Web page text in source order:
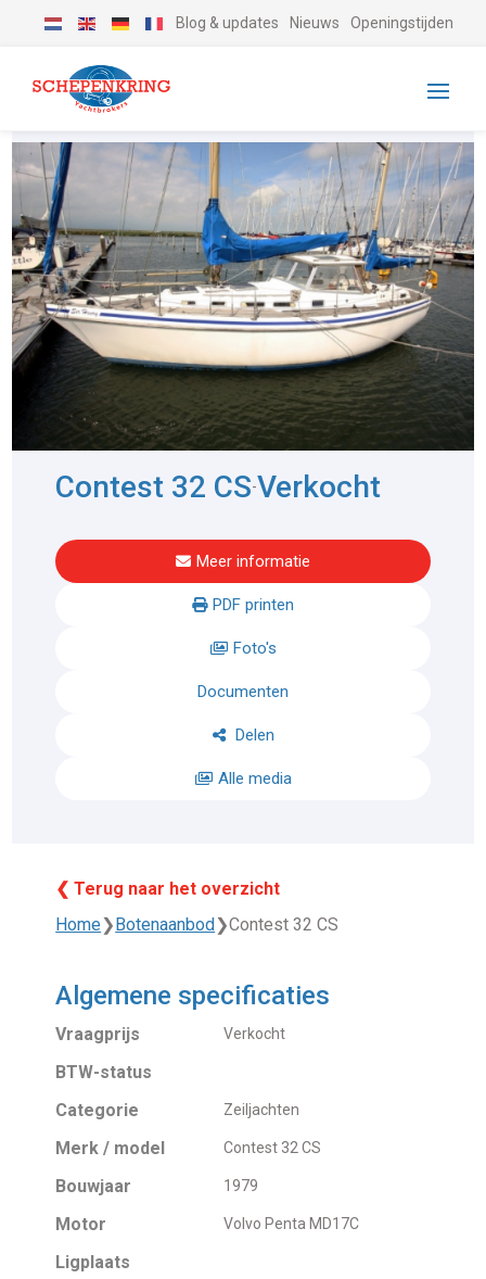
Blog & updates Nieuws Openingstijden
Contest 32 CS-Verkocht
Meer informatie
PDF printen
Foto's
Documenten
Delen
Alle media
❮ Terug naar het overzicht
Home❯Botenaanbod❯Contest 32 CS
Algemene specificaties
Vraagprijs Verkocht
BTW-status
Categorie
Zeiljachten
Merk / model Contest 32 CS
Bouwjaar 1979
Motor Volvo Penta MD17C
Ligplaats